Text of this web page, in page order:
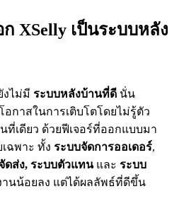
XSelly เป็นระบบหลัง
ไม่มี ระบบหลังบ้านที่ดี นั่น
กาสในการเติบโตโดยไม่รู้ตัว
เดียว ด้วยฟีเจอร์ที่ออกแบบมา
ฉพาะ ทั้ง ระบบจัดการออเดอร์,
ดส่ง, ระบบตัวแทนและ ระบบ
นน้อยลง แต่ได้ผลลัพธ์ที่ดีขึ้น